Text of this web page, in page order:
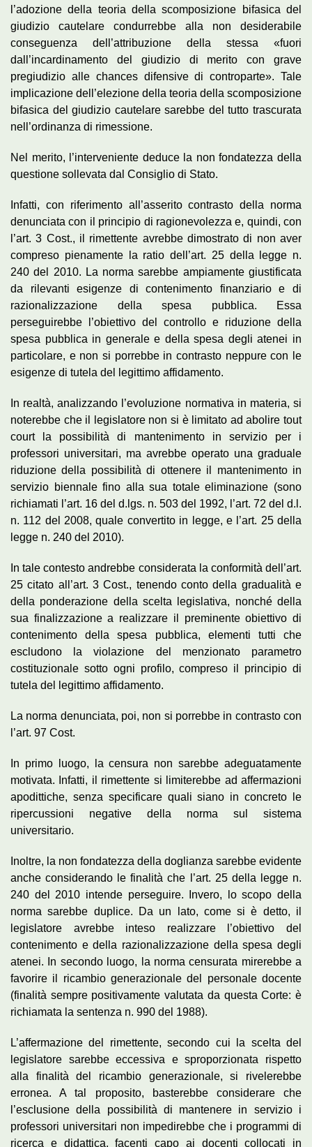
l’adozione della teoria della scomposizione bifasica del
giudizio cautelare condurrebbe alla non desiderabile
conseguenza dell’attribuzione della stessa «fuori
dall’incardinamento del giudizio di merito con grave
pregiudizio alle chances difensive di controparte». Tale
implicazione dell’elezione della teoria della scomposizione
bifasica del giudizio cautelare sarebbe del tutto trascurata
nell’ordinanza di rimessione.
Nel merito, l’interveniente deduce la non fondatezza della
questione sollevata dal Consiglio di Stato.
Infatti, con riferimento all’asserito contrasto della norma
denunciata con il principio di ragionevolezza e, quindi, con
l’art. 3 Cost., il rimettente avrebbe dimostrato di non aver
compreso pienamente la ratio dell’art. 25 della legge n.
240 del 2010. La norma sarebbe ampiamente giustificata
da rilevanti esigenze di contenimento finanziario e di
razionalizzazione della spesa pubblica. Essa
perseguirebbe l’obiettivo del controllo e riduzione della
spesa pubblica in generale e della spesa degli atenei in
particolare, e non si porrebbe in contrasto neppure con le
esigenze di tutela del legittimo affidamento.
In realtà, analizzando l’evoluzione normativa in materia, si
noterebbe che il legislatore non si è limitato ad abolire tout
court la possibilità di mantenimento in servizio per i
professori universitari, ma avrebbe operato una graduale
riduzione della possibilità di ottenere il mantenimento in
servizio biennale fino alla sua totale eliminazione (sono
richiamati l’art. 16 del d.lgs. n. 503 del 1992, l’art. 72 del d.l.
n. 112 del 2008, quale convertito in legge, e l’art. 25 della
legge n. 240 del 2010).
In tale contesto andrebbe considerata la conformità dell’art.
25 citato all’art. 3 Cost., tenendo conto della gradualità e
della ponderazione della scelta legislativa, nonché della
sua finalizzazione a realizzare il preminente obiettivo di
contenimento della spesa pubblica, elementi tutti che
escludono la violazione del menzionato parametro
costituzionale sotto ogni profilo, compreso il principio di
tutela del legittimo affidamento.
La norma denunciata, poi, non si porrebbe in contrasto con
l’art. 97 Cost.
In primo luogo, la censura non sarebbe adeguatamente
motivata. Infatti, il rimettente si limiterebbe ad affermazioni
apodittiche, senza specificare quali siano in concreto le
ripercussioni negative della norma sul sistema
universitario.
Inoltre, la non fondatezza della doglianza sarebbe evidente
anche considerando le finalità che l’art. 25 della legge n.
240 del 2010 intende perseguire. Invero, lo scopo della
norma sarebbe duplice. Da un lato, come si è detto, il
legislatore avrebbe inteso realizzare l’obiettivo del
contenimento e della razionalizzazione della spesa degli
atenei. In secondo luogo, la norma censurata mirerebbe a
favorire il ricambio generazionale del personale docente
(finalità sempre positivamente valutata da questa Corte: è
richiamata la sentenza n. 990 del 1988).
L’affermazione del rimettente, secondo cui la scelta del
legislatore sarebbe eccessiva e sproporzionata rispetto
alla finalità del ricambio generazionale, si rivelerebbe
erronea. A tal proposito, basterebbe considerare che
l’esclusione della possibilità di mantenere in servizio i
professori universitari non impedirebbe che i programmi di
ricerca e didattica, facenti capo ai docenti collocati in